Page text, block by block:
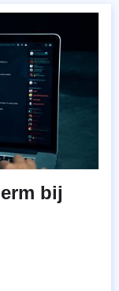
bij